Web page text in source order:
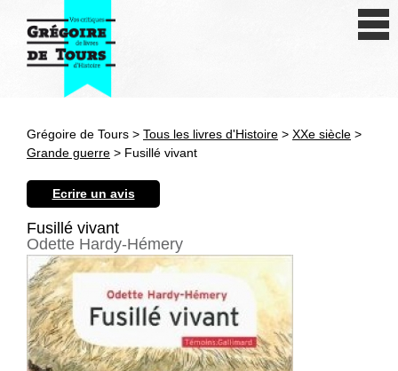
Antiquité
Révolution et XIXe siècle
XXe siècle
Autres civilisations
Grégoire de Tours > Tous les livres d'Histoire > XXe siècle >
Grande guerre > Fusillé vivant
Ecrire un avis
Fusillé vivant
Odette Hardy-Hémery